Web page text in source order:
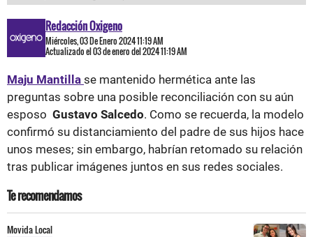
Redacción Oxigeno
Miércoles, 03 De Enero 2024 11:19 AM
Actualizado el 03 de enero del 2024 11:19 AM
Maju Mantilla se mantenido hermética ante las
preguntas sobre una posible reconciliación con su aún
esposo Gustavo Salcedo. Como se recuerda, la modelo
confirmó su distanciamiento del padre de sus hijos hace
unos meses; sin embargo, habrían retomado su relación
tras publicar imágenes juntos en sus redes sociales.
Te recomendamos
Movida Local